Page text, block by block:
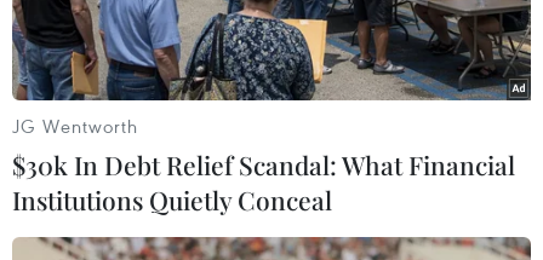
cao điểm.
JG Wentworth
$30k In Debt Relief Scandal: What Financial
Institutions Quietly Conceal